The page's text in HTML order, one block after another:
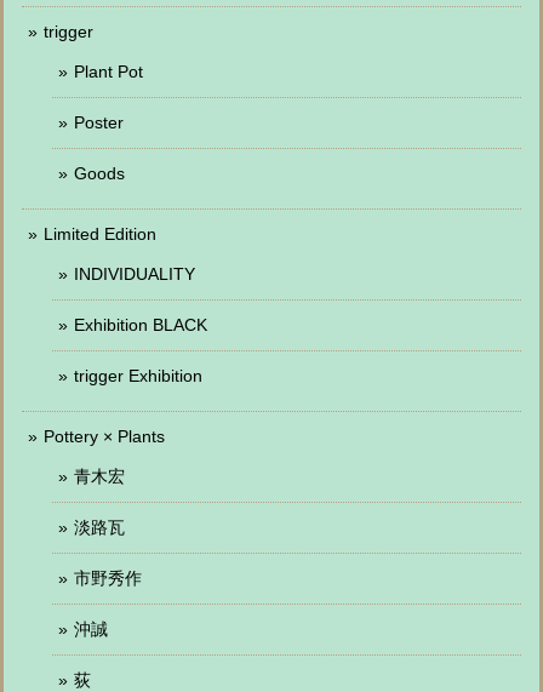
trigger
Plant Pot
Poster
Goods
Limited Edition
INDIVIDUALITY
Exhibition BLACK
trigger Exhibition
Pottery × Plants
青木宏
淡路瓦
市野秀作
沖誠
荻